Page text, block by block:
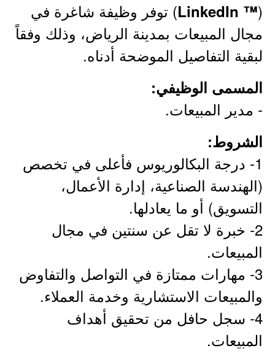
(
™ LinkedIn
) توفر وظيفة شاغرة في
مجال المبيعات بمدينة الرياض، وذلك وفقاً
لبقية التفاصيل الموضحة أدناه.
المسمى الوظيفي:
- مدير المبيعات.
الشروط:
1- درجة البكالوريوس فأعلى في تخصص
(الهندسة الصناعية، إدارة الأعمال،
التسويق) أو ما يعادلها.
2- خبرة لا تقل عن سنتين في مجال
المبيعات.
3- مهارات ممتازة في التواصل والتفاوض
والمبيعات الاستشارية وخدمة العملاء.
4- سجل حافل من تحقيق أهداف
المبيعات.